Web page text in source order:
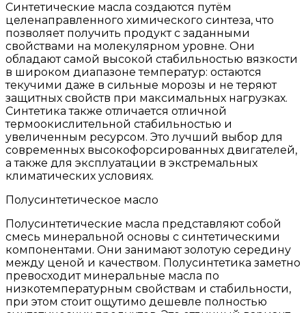
Синтетические масла создаются путём
целенаправленного химического синтеза, что
позволяет получить продукт с заданными
свойствами на молекулярном уровне. Они
обладают самой высокой стабильностью вязкости
в широком диапазоне температур: остаются
текучими даже в сильные морозы и не теряют
защитных свойств при максимальных нагрузках.
Синтетика также отличается отличной
термоокислительной стабильностью и
увеличенным ресурсом. Это лучший выбор для
современных высокофорсированных двигателей,
а также для эксплуатации в экстремальных
климатических условиях.
Полусинтетическое масло
Полусинтетические масла представляют собой
смесь минеральной основы с синтетическими
компонентами. Они занимают золотую середину
между ценой и качеством. Полусинтетика заметно
превосходит минеральные масла по
низкотемпературным свойствам и стабильности,
при этом стоит ощутимо дешевле полностью